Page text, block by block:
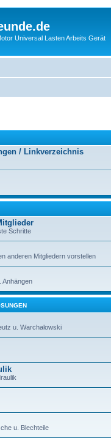
Universal Lasten Arbeits Gerät
/ Linkverzeichnis
Schritte
anderen Mitgliedern vorstellen
Anhängen
u. Warchalowski
u. Blechteile